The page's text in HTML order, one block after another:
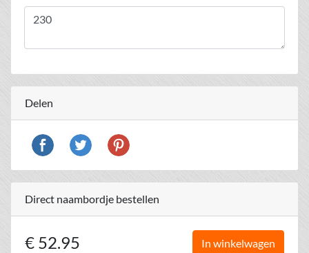
Delen
Direct naambordje bestellen
€ 52.95 In winkelwagen